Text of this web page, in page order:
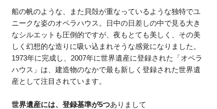
船の帆のような、また貝殻が重なっているような独特でユ
ニークな姿のオペラハウス。日中の日差しの中で見る大き
なシルエットも圧倒的ですが、夜もとても美しく、その美
しく幻想的な造りに吸い込まれそうな感覚になりました。
1973年に完成し、2007年に世界遺産に登録された「オペラ
ハウス」は、建造物のなかで最も新しく登録された世界遺
産として注目されています。
世界遺産には、登録基準が5つありまして